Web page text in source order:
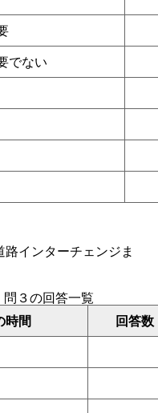
でない
インターチェンジま
時間 回答数
問３の回答一覧